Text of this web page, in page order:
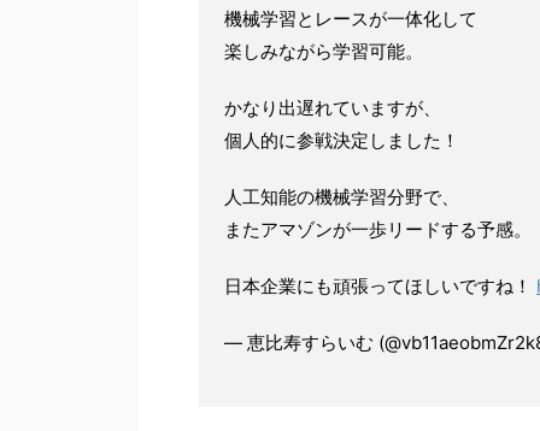
機械学習とレースが一体化して
楽しみながら学習可能。
かなり出遅れていますが、
個人的に参戦決定しました！
人工知能の機械学習分野で、
またアマゾンが一歩リードする予感。
日本企業にも頑張ってほしいですね！
— 恵比寿すらいむ